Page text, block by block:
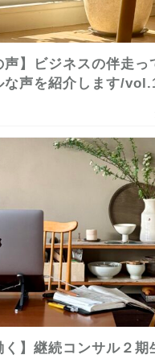
声】ビジネスの伴走っ
な声を紹介します/
く】継続コンサル２期